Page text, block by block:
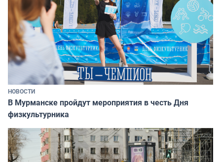
НОВОСТИ
В Мурманске пройдут мероприятия в честь Дня
физкультурника